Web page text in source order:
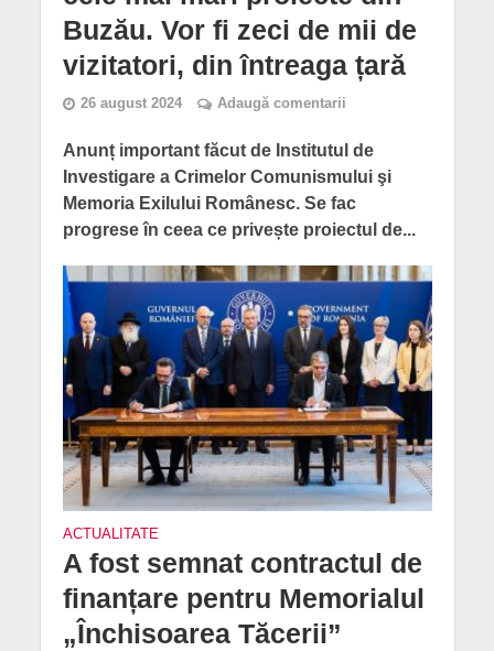
Buzău. Vor fi zeci de mii de
vizitatori, din întreaga țară
26 august 2024 Adaugă comentarii
Anunț important făcut de Institutul de
Investigare a Crimelor Comunismului şi
Memoria Exilului Românesc. Se fac
progrese în ceea ce privește proiectul de...
ACTUALITATE
A fost semnat contractul de
finanțare pentru Memorialul
„Închisoarea Tăcerii”